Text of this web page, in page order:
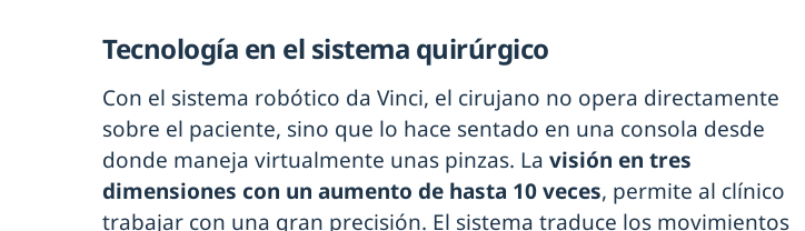
Tecnología en el sistema quirúrgico
Con el sistema robótico da Vinci, el cirujano no opera directamente
sobre el paciente, sino que lo hace sentado en una consola desde
donde maneja virtualmente unas pinzas. La visión en tres
dimensiones con un aumento de hasta 10 veces, permite al clínico
trabajar con una gran precisión. El sistema traduce los movimientos